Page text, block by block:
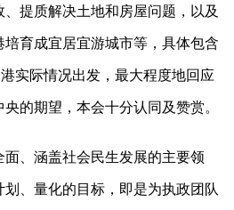
提质解决土地和房屋问题，以及
育成宜居宜游城市等，具体包含
实际情况出发，最大程度地回应
的期望，本会十分认同及赞赏。
面、涵盖社会民生发展的主要领
、量化的目标，即是为执政团队